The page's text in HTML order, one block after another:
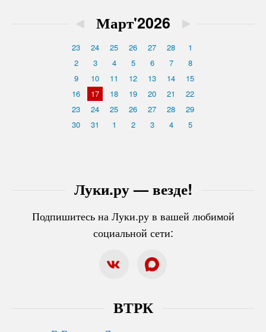
Луки.ру — везде!
Подпишитесь на Луки.ру в вашей любимой
социальной сети:
◄ Март'2026 ►
23 24 25 26 27 28
1
2
3 4 5 6 7
8
9
10 11 12 13 14
15
16
17 18 19 20 21
22
23
24 25 26 27 28
29
30
31 1 2 3 4 5
ВТРК